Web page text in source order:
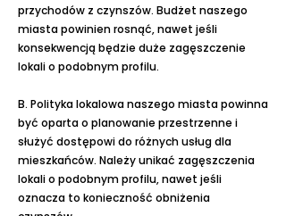
przychodów z czynszów. Budżet naszego
miasta powinien rosnąć, nawet jeśli
konsekwencją będzie duże zagęszczenie
lokali o podobnym profilu.
B. Polityka lokalowa naszego miasta powinna
być oparta o planowanie przestrzenne i
służyć dostępowi do różnych usług dla
mieszkańców. Należy unikać zagęszczenia
lokali o podobnym profilu, nawet jeśli
oznacza to konieczność obniżenia